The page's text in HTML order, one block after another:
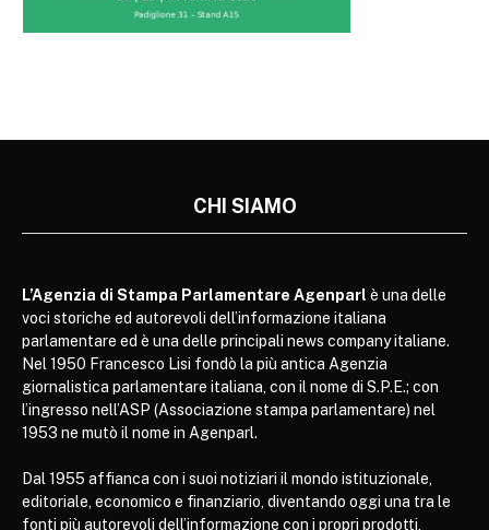
CHI SIAMO
L’Agenzia di Stampa Parlamentare Agenparl è una delle
voci storiche ed autorevoli dell’informazione italiana
parlamentare ed è una delle principali news company italiane.
Nel 1950 Francesco Lisi fondò la più antica Agenzia
giornalistica parlamentare italiana, con il nome di S.P.E.; con
l’ingresso nell’ASP (Associazione stampa parlamentare) nel
1953 ne mutò il nome in Agenparl.
Dal 1955 affianca con i suoi notiziari il mondo istituzionale,
editoriale, economico e finanziario, diventando oggi una tra le
fonti più autorevoli dell’informazione con i propri prodotti,